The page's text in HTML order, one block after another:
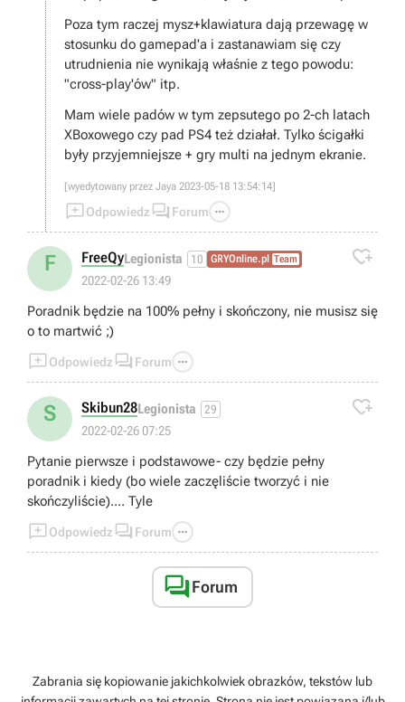
Poza tym raczej mysz+klawiatura dają przewagę w
stosunku do gamepad'a i zastanawiam się czy
utrudnienia nie wynikają właśnie z tego powodu:
"cross-play'ów" itp.
Mam wiele padów w tym zepsutego po 2-ch latach
XBoxowego czy pad PS4 też działał. Tylko ścigałki
były przyjemniejsze + gry multi na jednym ekranie.
[wyedytowany przez Jaya 2023-05-18 13:54:14]
Odpowiedz  Forum 
F FreeQyLegionista 10 GRYOnline.pl Team
2022-02-26 13:49

Poradnik będzie na 100% pełny i skończony, nie musisz się
o to martwić ;)
Odpowiedz  Forum 
S Skibun28Legionista 29
2022-02-26 07:25

Pytanie pierwsze i podstawowe- czy będzie pełny
poradnik i kiedy (bo wiele zaczęliście tworzyć i nie
skończyliście).... Tyle
Odpowiedz  Forum 
Forum
Zabrania się kopiowanie jakichkolwiek obrazków, tekstów lub